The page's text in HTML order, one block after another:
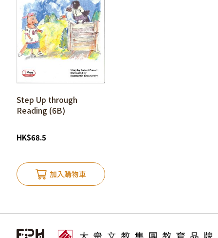
Step Up through
Reading (6B)
HK$68.5
加入購物車